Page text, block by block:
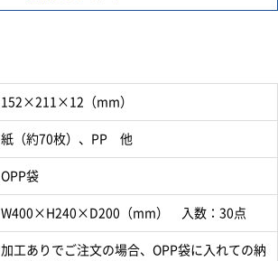
152×211×12（mm）
紙（約70枚）、PP 他
OPP袋
W400×H240×D200（mm） 入数：30点
加工ありでご注文の場合、OPP袋に入れての納